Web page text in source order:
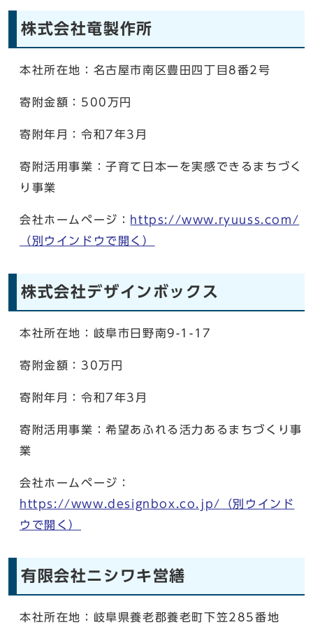
株式会社竜製作所
本社所在地：名古屋市南区豊田四丁目8番2号
寄附金額：500万円
寄附年月：令和7年3月
寄附活用事業：子育て日本一を実感できるまちづく
り事業
会社ホームページ： https://www.ryuuss.com/
（別ウインドウで開く）
株式会社デザインボックス
本社所在地：岐阜市日野南9-1-17
寄附金額：30万円
寄附年月：令和7年3月
寄附活用事業：希望あふれる活力あるまちづくり事
業
会社ホームページ：
https://www.designbox.co.jp/
（別ウインド
ウで開く）
有限会社ニシワキ営繕
本社所在地：岐阜県養老郡養老町下笠285番地